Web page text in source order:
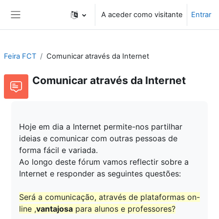
A aceder como visitante Entrar
Feira FCT Comunicar através da Internet
Comunicar através da Internet
Hoje em dia a Internet permite-nos partilhar
ideias e comunicar com outras pessoas de
forma fácil e variada.
Ao longo deste fórum vamos reflectir sobre a
Internet e responder as seguintes questões:
Será a comunicação, através de plataformas on-
line ,vantajosa para alunos e professores?